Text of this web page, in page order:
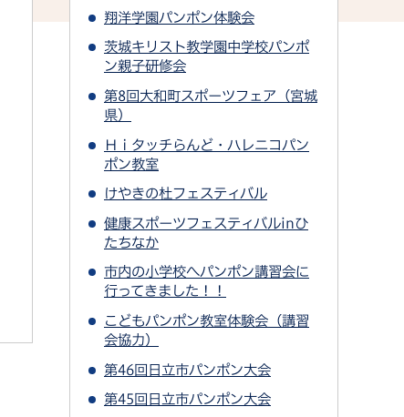
翔洋学園パンポン体験会
茨城キリスト教学園中学校パンポ
ン親子研修会
第8回大和町スポーツフェア（宮城
県）
Ｈｉタッチらんど・ハレニコパン
ポン教室
けやきの杜フェスティバル
健康スポーツフェスティバルinひ
たちなか
市内の小学校へパンポン講習会に
行ってきました！！
こどもパンポン教室体験会（講習
会協力）
第46回日立市パンポン大会
第45回日立市パンポン大会